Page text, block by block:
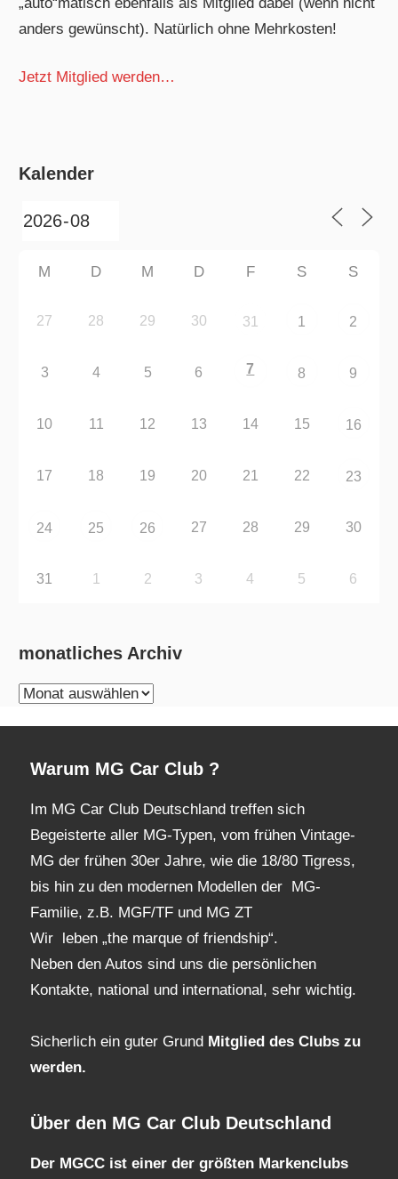
anders gewünscht). Natürlich ohne Mehrkosten!
Jetzt Mitglied werden…
Kalender
M D M D F S S
27 28 29 30 31 1 2
3 4 5 6 7 8 9
10 11 12 13 14 15 16
17 18 19 20 21 22 23
24 25 26 27 28 29 30
31 1 2 3 4 5 6
monatliches Archiv
monatliches
Warum MG Car Club ?
Im MG Car Club Deutschland treffen sich
Begeisterte aller MG-Typen, vom frühen Vintage-
MG der frühen 30er Jahre, wie die 18/80 Tigress,
bis hin zu den modernen Modellen der MG-
Familie, z.B. MGF/TF und MG ZT
Wir leben „the marque of friendship“.
Neben den Autos sind uns die persönlichen
Kontakte, national und international, sehr wichtig.
Sicherlich ein guter Grund Mitglied des Clubs zu
werden.
Über den MG Car Club Deutschland
Der MGCC ist einer der größten Markenclubs